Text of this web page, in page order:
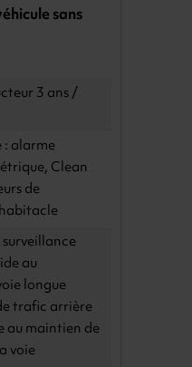
sans
3 ans /
alarme
Clean
de
au
longue
trafic arrière
au maintien de
voie